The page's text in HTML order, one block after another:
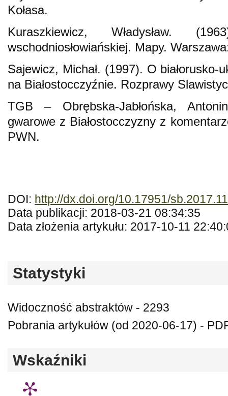
Kołasa.
Kuraszkiewicz, Władysław.
wschodniosłowiańskiej. Mapy.
Sajewicz, Michał. (1997). O białorusko-
na Białostocczyźnie. Rozprawy
TGB – Obrębska-Jabłońska,
gwarowe z Białostocczyzny z
PWN.
DOI: http://dx.doi.org/10.17951/
Data publikacji: 2018-03-21 08:34:35
Data złożenia artykułu: 2017-10-11
Statystyki
Widoczność abstraktów - 2293
Pobrania artykułów (od 2020-06-17) -
Wskaźniki